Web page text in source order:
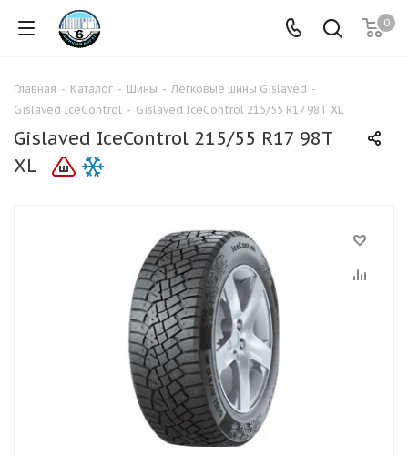
0
Главная - Каталог - Шины - Легковые шины Gislaved -
Gislaved IceControl - Gislaved IceControl 215/55 R17 98T XL
Gislaved IceControl 215/55 R17 98T
XL